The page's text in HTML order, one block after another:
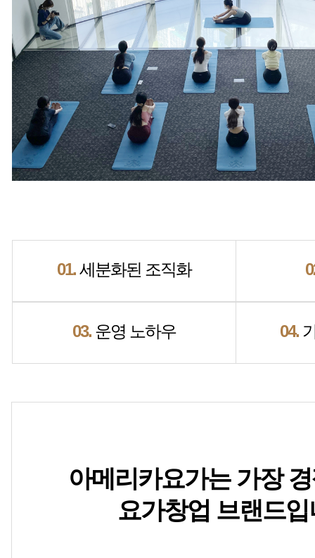
01.세분화된 조직화
03.운영 노하우 04.
아메리카요가는 가장
요가창업 브랜드입